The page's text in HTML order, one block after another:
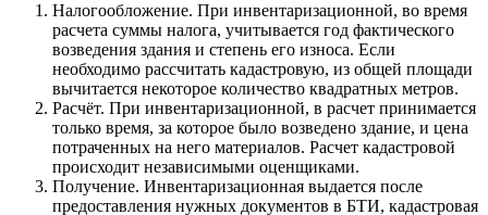
Налогообложение. При инвентаризационной, во время
расчета суммы налога, учитывается год фактического
возведения здания и степень его износа. Если
необходимо рассчитать кадастровую, из общей площади
вычитается некоторое количество квадратных метров.
Расчёт. При инвентаризационной, в расчет принимается
только время, за которое было возведено здание, и цена
потраченных на него материалов. Расчет кадастровой
происходит независимыми оценщиками.
Получение. Инвентаризационная выдается после
предоставления нужных документов в БТИ, кадастровая